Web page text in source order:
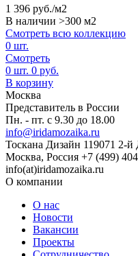
1 396 руб./м2
В наличии >300 м2
Смотреть всю коллекцию
0 шт.
Смотреть
0 шт. 0 руб.
В корзину
Москва
Представитель в России
Пн. - пт. с 9.30 до 18.00
info@iridamozaika.ru
Тоскана Дизайн 119071 2-й
Москва, Россия +7 (499)
info(at)iridamozaika.ru
О компании
О нас
Новости
Вакансии
Проекты